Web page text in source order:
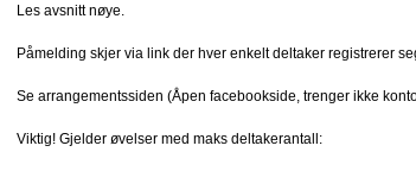
Les avsnitt nøye.
Påmelding skjer via link der hver enkelt deltaker registrerer
Se arrangementssiden (Åpen facebookside, trenger ikke
Viktig! Gjelder øvelser med maks deltakerantall: